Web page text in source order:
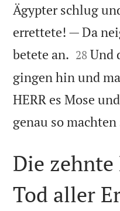
Ägypter schlug
errettete! — Da
betete an. 

28 Und
gingen hin und
HERR es Mose
genau so machten
Die zehnte
Tod aller